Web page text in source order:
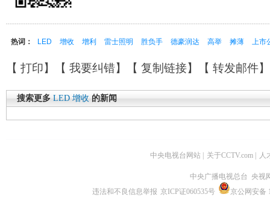
热词： LED 增收 增利 雷士照明 胜负手 德豪润达 高举 摊薄 上市
【 打印】【 我要纠错】【 复制链接】【 转发邮件
搜索更多 LED 增收 的新闻
中央电视台网站 关于CCTV.com 人
中央广播电视总台 央视
违法和不良信息举报 京ICP证060535号
京公网安备